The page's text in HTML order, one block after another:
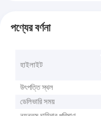
পণ্যের বর্ণনা
হাইলাইট
উৎপত্তি স্থল
ডেলিভারি সময়